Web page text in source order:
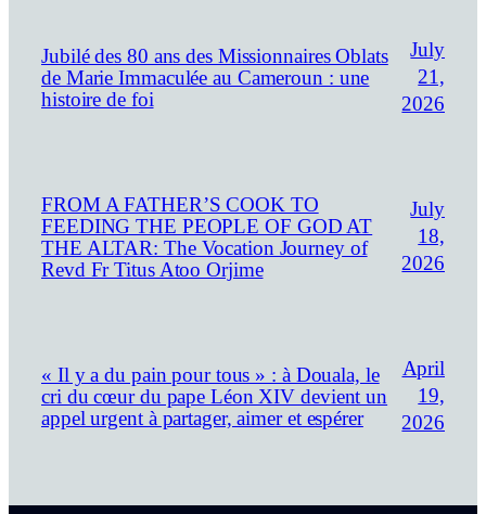
Jubilé des 80 ans des Missionnaires Oblats
de Marie Immaculée au Cameroun : une
histoire de foi
July
21,
2026
FROM A FATHER’S COOK TO
FEEDING THE PEOPLE OF GOD AT
THE ALTAR: The Vocation Journey of
Revd Fr Titus Atoo Orjime
July
18,
2026
« Il y a du pain pour tous » : à Douala, le
cri du cœur du pape Léon XIV devient un
appel urgent à partager, aimer et espérer
April
19,
2026